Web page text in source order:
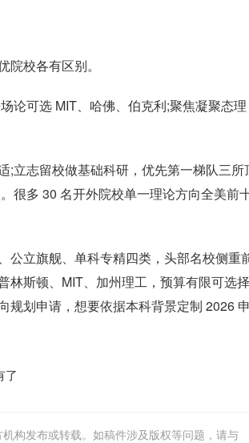
校各有区别。
论可选 MIT、哈佛、伯克利;聚焦凝聚态理
;立志留校做基础科研，优先第一梯队三所
很多 30 名开外院校单一理论方向全美前
公立旗舰、单科专精四类，头部名校侧重
林斯顿、MIT、加州理工，预算有限可选
规划申请，想要依据本科背景定制 2026
了
构发布或转载。如稿件涉及版权等问题，请与